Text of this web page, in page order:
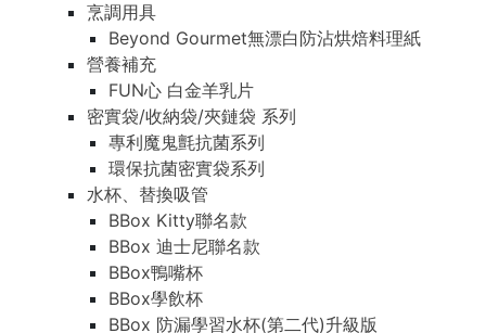
烹調用具
Beyond Gourmet無漂白防沾烘焙料理紙
營養補充
FUN心 白金羊乳片
密實袋/收納袋/夾鏈袋 系列
專利魔鬼氈抗菌系列
環保抗菌密實袋系列
水杯、替換吸管
BBox Kitty聯名款
BBox 迪士尼聯名款
BBox鴨嘴杯
BBox學飲杯
BBox 防漏學習水杯(第二代)升級版